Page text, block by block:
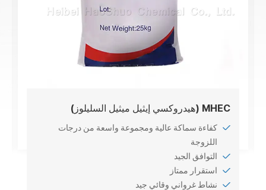
MHEC (هيدروكسي إيثيل ميثيل السليلوز)
كفاءة سماكة عالية ومجموعة واسعة من درجات
اللزوجة
التوافق الجيد
استقرار ممتاز
نشاط غرواني وقائي جيد